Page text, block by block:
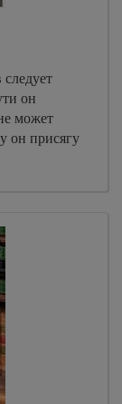
он
может
он присягу